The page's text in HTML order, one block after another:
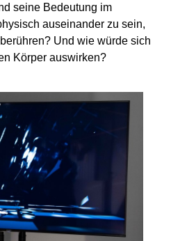
seine Bedeutung im
auseinander zu sein,
Und wie würde sich
Körper auswirken?